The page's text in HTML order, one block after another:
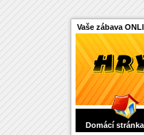
Vaše zábava
Domácí stránka